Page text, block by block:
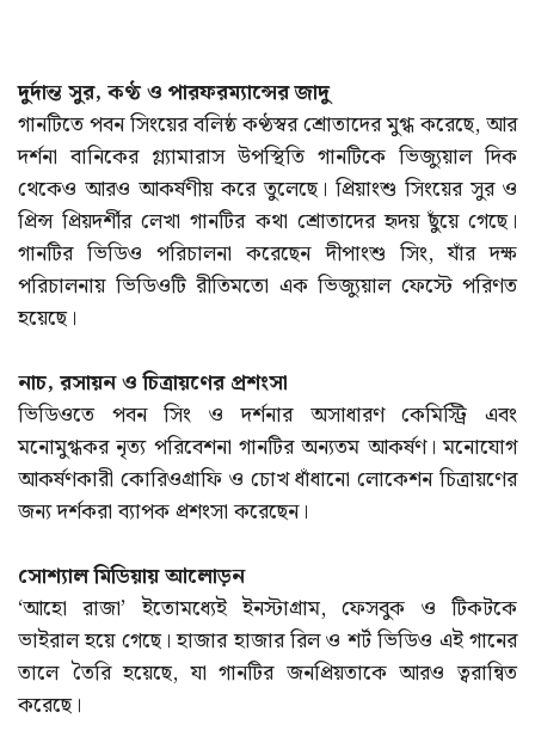
দুর্দান্ত সুর, কণ্ঠ ও পারফরম্যান্সের জাদু
গানটিতে পবন সিংয়ের বলিষ্ঠ কণ্ঠস্বর শ্রোতাদের মুগ্ধ করেছে, আর
দর্শনা বানিকের গ্ল্যামারাস উপস্থিতি গানটিকে ভিজ্যুয়াল দিক
থেকেও আরও আকর্ষণীয় করে তুলেছে। প্রিয়াংশু সিংয়ের সুর ও
প্রিন্স প্রিয়দর্শীর লেখা গানটির কথা শ্রোতাদের হৃদয় ছুঁয়ে গেছে।
গানটির ভিডিও পরিচালনা করেছেন দীপাংশু সিং, যাঁর দক্ষ
পরিচালনায় ভিডিওটি রীতিমতো এক ভিজ্যুয়াল ফেস্টে পরিণত
হয়েছে।
নাচ, রসায়ন ও চিত্রায়ণের প্রশংসা
ভিডিওতে পবন সিং ও দর্শনার অসাধারণ কেমিস্ট্রি এবং
মনোমুগ্ধকর নৃত্য পরিবেশনা গানটির অন্যতম আকর্ষণ। মনোযোগ
আকর্ষণকারী কোরিওগ্রাফি ও চোখ ধাঁধানো লোকেশন চিত্রায়ণের
জন্য দর্শকরা ব্যাপক প্রশংসা করেছেন।
সোশ্যাল মিডিয়ায় আলোড়ন
‘আহো রাজা’ ইতোমধ্যেই ইনস্টাগ্রাম, ফেসবুক ও টিকটকে
ভাইরাল হয়ে গেছে। হাজার হাজার রিল ও শর্ট ভিডিও এই গানের
তালে তৈরি হয়েছে, যা গানটির জনপ্রিয়তাকে আরও ত্বরান্বিত
করেছে।